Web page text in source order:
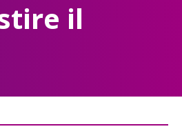
il